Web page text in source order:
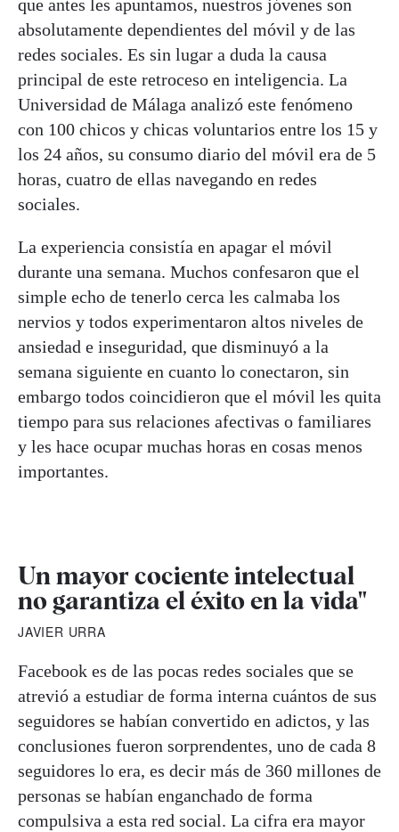
que antes les apuntamos, nuestros jóvenes son
absolutamente dependientes del móvil y de las
redes sociales. Es sin lugar a duda la causa
principal de este retroceso en inteligencia. La
Universidad de Málaga analizó este fenómeno
con 100 chicos y chicas voluntarios entre los 15 y
los 24 años, su consumo diario del móvil era de 5
horas, cuatro de ellas navegando en redes
sociales.
La experiencia consistía en apagar el móvil
durante una semana. Muchos confesaron que el
simple echo de tenerlo cerca les calmaba los
nervios y todos experimentaron altos niveles de
ansiedad e inseguridad, que disminuyó a la
semana siguiente en cuanto lo conectaron, sin
embargo todos coincidieron que el móvil les quita
tiempo para sus relaciones afectivas o familiares
y les hace ocupar muchas horas en cosas menos
importantes.
Un mayor cociente intelectual
no garantiza el éxito en la vida"
JAVIER URRA
Facebook es de las pocas redes sociales que se
atrevió a estudiar de forma interna cuántos de sus
seguidores se habían convertido en adictos, y las
conclusiones fueron sorprendentes, uno de cada 8
seguidores lo era, es decir más de 360 millones de
personas se habían enganchado de forma
compulsiva a esta red social. La cifra era mayor